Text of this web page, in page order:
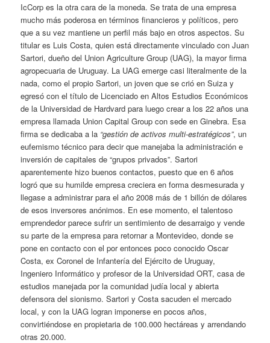
IcCorp es la otra cara de la moneda. Se trata de una empresa
mucho más poderosa en términos financieros y políticos, pero
que a su vez mantiene un perfil más bajo en otros aspectos. Su
titular es Luis Costa, quien está directamente vinculado con Juan
Sartori, dueño del Union Agriculture Group (UAG), la mayor firma
agropecuaria de Uruguay. La UAG emerge casi literalmente de la
nada, como el propio Sartori, un joven que se crió en Suiza y
egresó con el título de Licenciado en Altos Estudios Económicos
de la Universidad de Hardvard para luego crear a los 22 años una
empresa llamada Union Capital Group con sede en Ginebra. Esa
firma se dedicaba a la “gestión de activos multi-estratégicos”, un
eufemismo técnico para decir que manejaba la administración e
inversión de capitales de “grupos privados”. Sartori
aparentemente hizo buenos contactos, puesto que en 6 años
logró que su humilde empresa creciera en forma desmesurada y
llegase a administrar para el año 2008 más de 1 billón de dólares
de esos inversores anónimos. En ese momento, el talentoso
emprendedor parece sufrir un sentimiento de desarraigo y vende
su parte de la empresa para retornar a Montevideo, donde se
pone en contacto con el por entonces poco conocido Oscar
Costa, ex Coronel de Infantería del Ejército de Uruguay,
Ingeniero Informático y profesor de la Universidad ORT, casa de
estudios manejada por la comunidad judía local y abierta
defensora del sionismo. Sartori y Costa sacuden el mercado
local, y con la UAG logran imponerse en pocos años,
convirtiéndose en propietaria de 100.000 hectáreas y arrendando
otras 20.000.